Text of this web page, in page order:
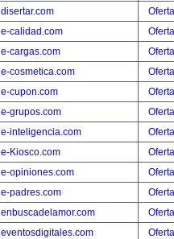
disertar.com
e-calidad.com
e-cargas.com
e-cosmetica.com
e-cupon.com
e-grupos.com
e-inteligencia.com
e-Kiosco.com
e-opiniones.com
e-padres.com
enbuscadelamor.com
eventosdigitales.com